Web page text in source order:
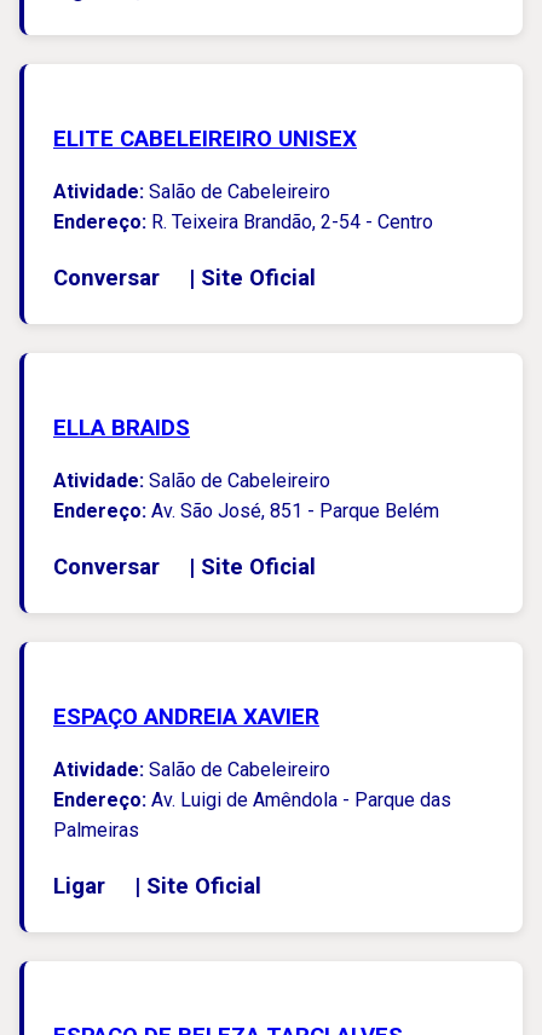
ELITE CABELEIREIRO UNISEX
Atividade: Salão de Cabeleireiro
Endereço: R. Teixeira Brandão, 2-54 - Centro
Conversar | Site Oficial
ELLA BRAIDS
Atividade: Salão de Cabeleireiro
Endereço: Av. São José, 851 - Parque Belém
Conversar | Site Oficial
ESPAÇO ANDREIA XAVIER
Atividade: Salão de Cabeleireiro
Endereço: Av. Luigi de Amêndola - Parque das
Palmeiras
Ligar | Site Oficial